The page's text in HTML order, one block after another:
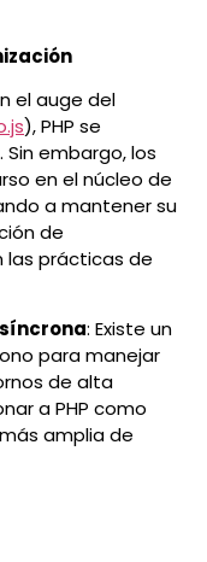
el auge del
), PHP se
embargo, los
en el núcleo de
a mantener su
de
las prácticas de
: Existe un
para manejar
de alta
a PHP como
amplia de